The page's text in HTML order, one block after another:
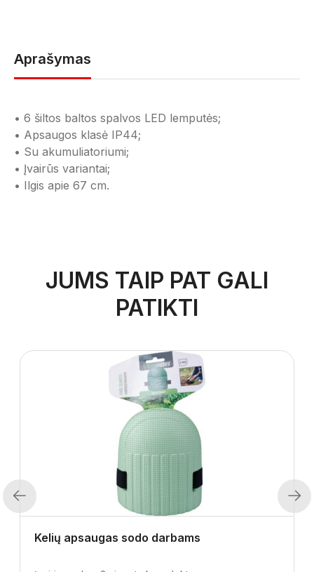
Aprašymas
• 6 šiltos baltos spalvos LED lemputės;
• Apsaugos klasė IP44;
• Su akumuliatoriumi;
• Įvairūs variantai;
• Ilgis apie 67 cm.
JUMS TAIP PAT GALI
PATIKTI
Previous
Kelių apsaugas sodo darbams
Next